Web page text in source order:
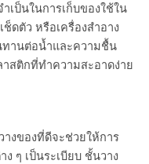
เป็นในการเก็บของใช้ใน
ดตัว หรือเครื่องสำอาง
านต่อน้ำและความชื้น
สติกที่ทำความสะอาดง่าย
งของที่ดีจะช่วยให้การ
ๆ เป็นระเบียบ ชั้นวาง